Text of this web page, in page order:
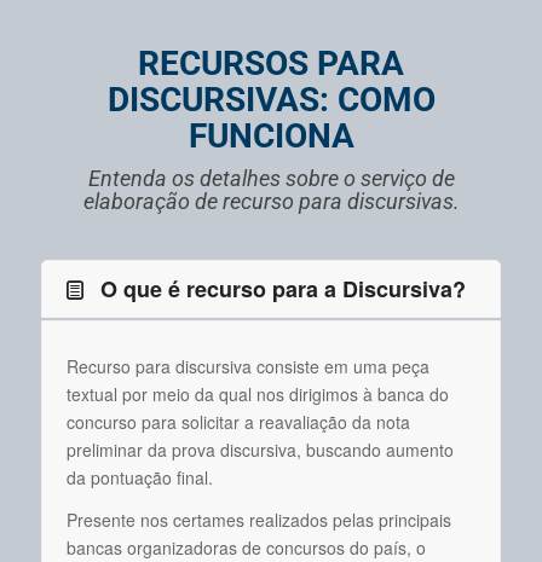
RECURSOS PARA
DISCURSIVAS: COMO
FUNCIONA
Entenda os detalhes sobre o serviço de
elaboração de recurso para discursivas.
O que é recurso para a Discursiva?
Recurso para discursiva consiste em uma peça
textual por meio da qual nos dirigimos à banca do
concurso para solicitar a reavaliação da nota
preliminar da prova discursiva, buscando aumento
da pontuação final.
Presente nos certames realizados pelas principais
bancas organizadoras de concursos do país, o